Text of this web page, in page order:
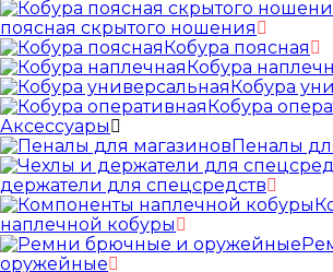
поясная скрытого ношения
Кобура поясная
Кобура
Кобура
Кобура
Аксессуары
Пеналы
держатели для спецсредств
наплечной кобуры
оружейные